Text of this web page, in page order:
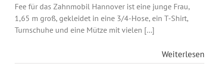
Fee für das Zahnmobil Hannover ist eine junge Frau,
1,65 m groß, gekleidet in eine 3/4-Hose, ein T-Shirt,
Turnschuhe und eine Mütze mit vielen [...]
Weiterlesen